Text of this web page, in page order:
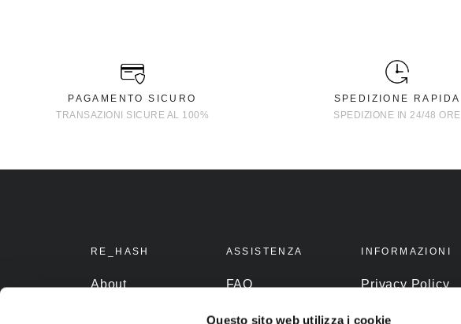
Questo sito web utilizza i cookie
PAGAMENTO SICURO
TRANSAZIONI SICURE AL 100%
SPEDIZIONE RAPIDA
SPEDIZIONE IN 24/48 ORE
RE_HASH
About
ASSISTENZA
FAQ
INFORMAZIONI
Privacy Policy